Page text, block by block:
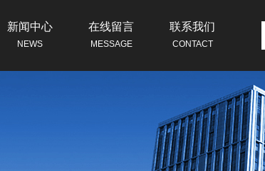
新闻中心
NEWS
在线留言
MESSAGE
联系我们
CONTACT